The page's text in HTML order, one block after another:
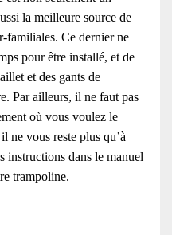
la meilleure source de
familiales. Ce dernier ne
pour être installé, et de
et des gants de
Par ailleurs, il ne faut pas
où vous voulez le
ne vous reste plus qu’à
instructions dans le manuel
trampoline.